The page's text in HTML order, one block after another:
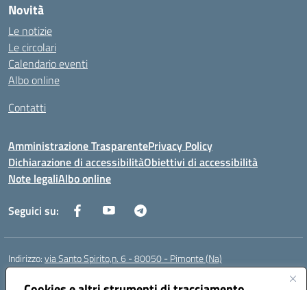
Novità
Le notizie
Le circolari
Calendario eventi
Albo online
Contatti
Amministrazione TrasparentePrivacy Policy
Dichiarazione di accessibilitàObiettivi di accessibilità
Note legaliAlbo online
Seguici su:
Indirizzo:via Santo Spirito,n. 6 - 80050 - Pimonte (Na)
Centralino:
Posta elettronica certificata (PEC):naic86400x@pec.istruzione.it